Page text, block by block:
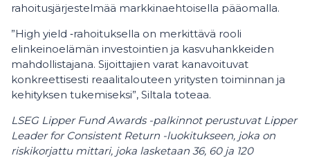
rahoitusjärjestelmää markkinaehtoisella pääomalla.
”High yield ‑rahoituksella on merkittävä rooli
elinkeinoelämän investointien ja kasvuhankkeiden
mahdollistajana. Sijoittajien varat kanavoituvat
konkreettisesti reaalitalouteen yritysten toiminnan ja
kehityksen tukemiseksi”, Siltala toteaa.
LSEG Lipper Fund Awards -palkinnot perustuvat Lipper
Leader for Consistent Return -luokitukseen, joka on
riskikorjattu mittari, joka lasketaan 36, 60 ja 120